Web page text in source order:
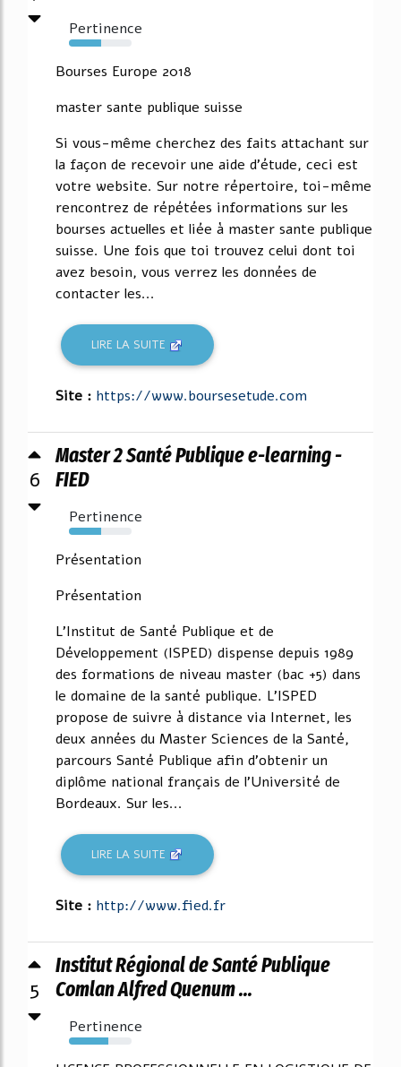
Pertinence
52%
Bourses Europe 2018
master sante publique suisse
Si vous-même cherchez des faits attachant sur
la façon de recevoir une aide d'étude, ceci est
votre website. Sur notre répertoire, toi-même
rencontrez de répétées informations sur les
bourses actuelles et liée à master sante publique
suisse. Une fois que toi trouvez celui dont toi
avez besoin, vous verrez les données de
contacter les...
LIRE LA SUITE
Site : https://www.boursesetude.com
6
Master 2 Santé Publique e-learning -
FIED
Pertinence
51%
Présentation
Présentation
L'Institut de Santé Publique et de
Développement (ISPED) dispense depuis 1989
des formations de niveau master (bac +5) dans
le domaine de la santé publique. L'ISPED
propose de suivre à distance via Internet, les
deux années du Master Sciences de la Santé,
parcours Santé Publique afin d'obtenir un
diplôme national français de l'Université de
Bordeaux. Sur les...
LIRE LA SUITE
Site : http://www.fied.fr
5
Institut Régional de Santé Publique
Comlan Alfred Quenum ...
Pertinence
63%